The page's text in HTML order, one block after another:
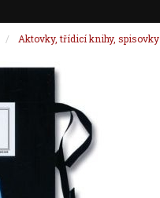
Aktovky, třídicí knihy, spisovky